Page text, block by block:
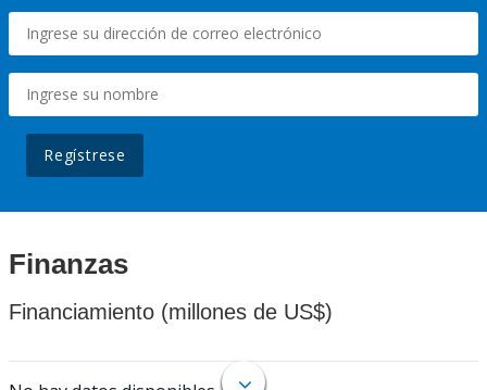
Regístrese
Finanzas
Financiamiento (millones de US$)